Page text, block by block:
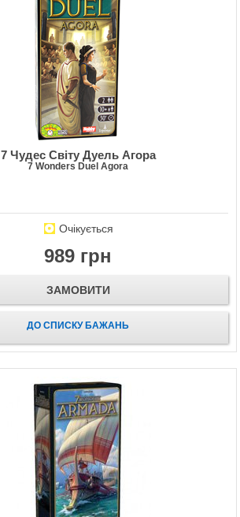
7 Чудес Світу Дуель Агора
7 Wonders Duel Agora
Очікується
989 грн
ЗАМОВИТИ
ДО СПИСКУ БАЖАНЬ